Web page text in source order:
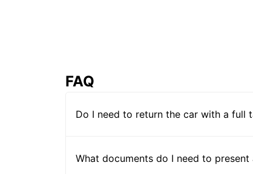
FAQ
Do I need to return the car with a full
What documents do I need to